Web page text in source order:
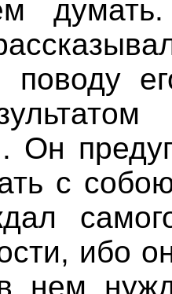
думать.
поводу
Он
с
ибо
нем